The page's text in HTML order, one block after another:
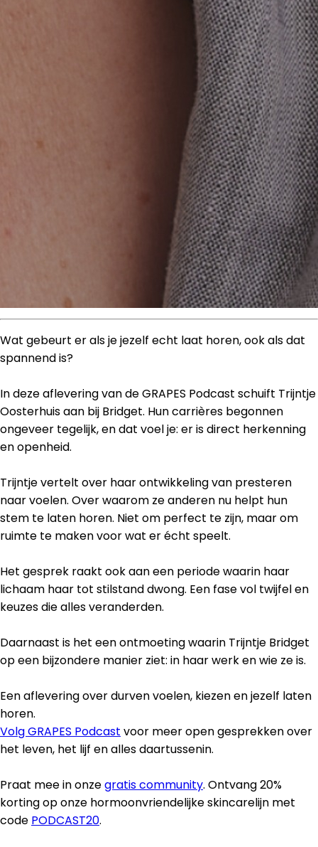
Wat gebeurt er als je jezelf echt laat horen, ook als dat
spannend is?
In deze aflevering van de GRAPES Podcast schuift Trijntje
Oosterhuis aan bij Bridget. Hun carrières begonnen
ongeveer tegelijk, en dat voel je: er is direct herkenning
en openheid.
Trijntje vertelt over haar ontwikkeling van presteren
naar voelen. Over waarom ze anderen nu helpt hun
stem te laten horen. Niet om perfect te zijn, maar om
ruimte te maken voor wat er écht speelt.
Het gesprek raakt ook aan een periode waarin haar
lichaam haar tot stilstand dwong. Een fase vol twijfel en
keuzes die alles veranderden.
Daarnaast is het een ontmoeting waarin Trijntje Bridget
op een bijzondere manier ziet: in haar werk en wie ze is.
Een aflevering over durven voelen, kiezen en jezelf laten
horen.
Volg GRAPES Podcast voor meer open gesprekken over
het leven, het lijf en alles daartussenin.
Praat mee in onzegratis community. Ontvang 20%
korting op onze hormoonvriendelijke skincarelijn met
code PODCAST20.